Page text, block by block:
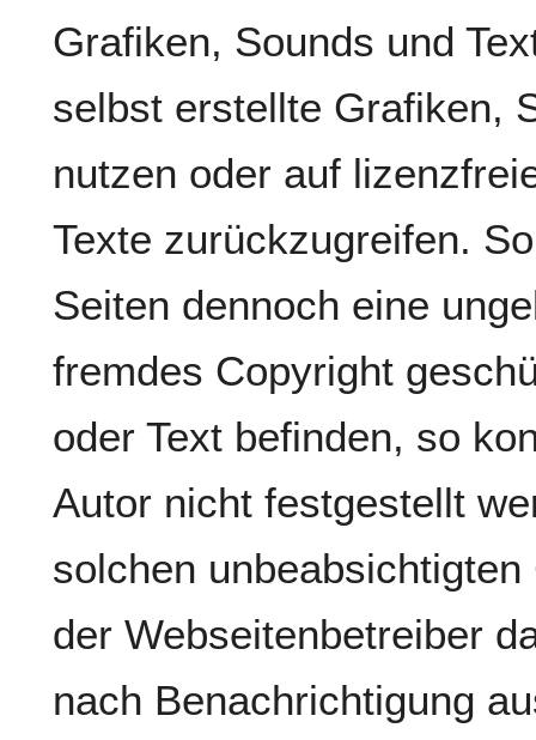
Grafiken, Sounds und
selbst erstellte Grafiken,
nutzen oder auf
Texte zurückzugreifen.
Seiten dennoch eine
fremdes Copyright
oder Text befinden, so
Autor nicht festgestellt
solchen
der Webseitenbetreiber
nach Benachrichtigung